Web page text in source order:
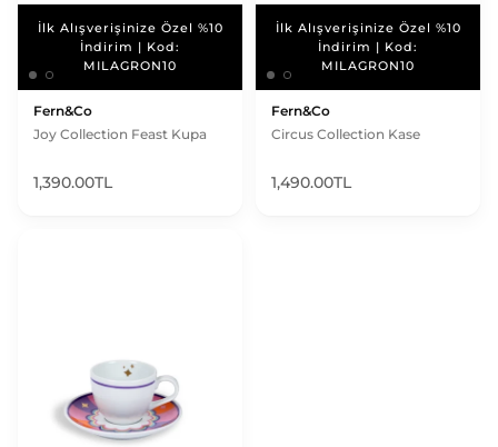
İlk Alışverişinize Özel %10
İndirim | Kod:
MILAGRON10
İlk Alışverişinize Özel %10
İndirim | Kod:
MILAGRON10
Fern&Co
Joy Collection Feast Kupa
1,390.00TL
İlk Alışverişinize Özel %10
İndirim | Kod:
MILAGRON10
İlk Alışverişinize Özel %10
İndirim | Kod:
MILAGRON10
Fern&Co
Circus Collection Kase
1,490.00TL